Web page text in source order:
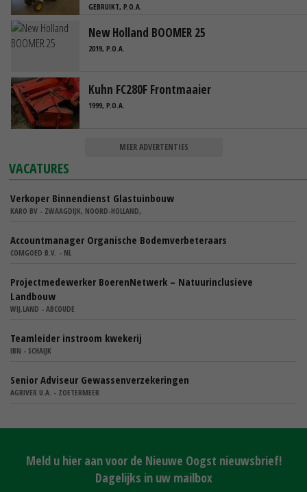
GEBRUIKT, P.O.A.
New Holland BOOMER 25
2019, P.O.A.
Kuhn FC280F Frontmaaier
1999, P.O.A.
MEER ADVERTENTIES
VACATURES
Verkoper Binnendienst Glastuinbouw
KARO BV - ZWAAGDIJK, NOORD-HOLLAND,
Accountmanager Organische Bodemverbeteraars
COMGOED B.V. - NL
Projectmedewerker BoerenNetwerk – Natuurinclusieve
Landbouw
WIJ.LAND - ABCOUDE
Teamleider instroom kwekerij
IBN - SCHAIJK
Senior Adviseur Gewassenverzekeringen
AGRIVER U.A. - ZOETERMEER
Meld u hier aan voor de Nieuwe Oogst nieuwsbrief!
Dagelijks in uw mailbox